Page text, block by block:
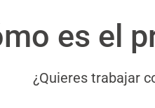
es el
¿Quieres trabajar